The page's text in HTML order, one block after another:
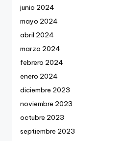
junio 2024
mayo 2024
abril 2024
marzo 2024
febrero 2024
enero 2024
diciembre 2023
noviembre 2023
octubre 2023
septiembre 2023